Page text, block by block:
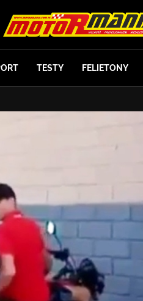
TESTY FELIETONY